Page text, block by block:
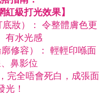
紅級打光效果】
妝）： 令整體膚色更
有水光感
修容）： 輕輕印喺面
鼻影位
完全唔會死白，成張面
光！